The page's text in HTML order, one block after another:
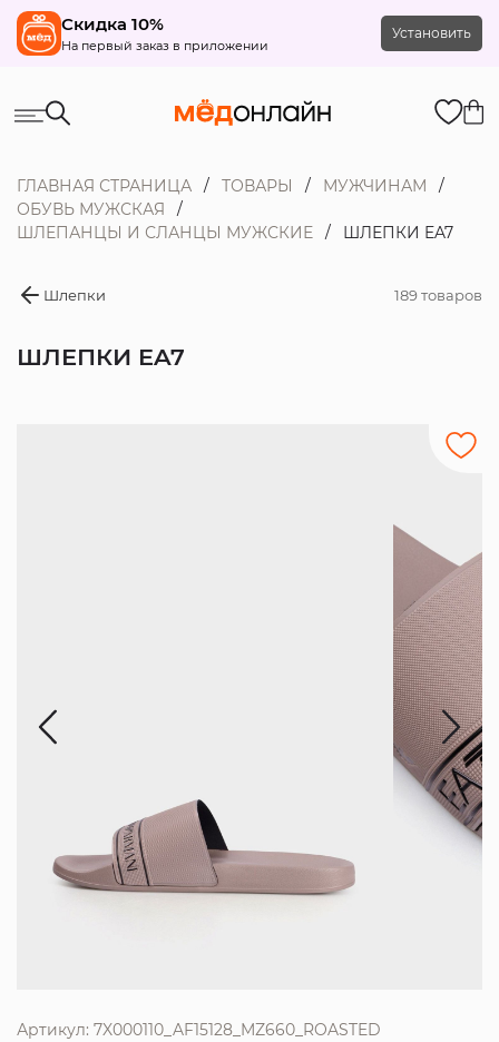
Скидка 10%
На первый заказ в приложении
Установить
ГЛАВНАЯ СТРАНИЦА ТОВАРЫ
МУЖЧИНАМ
ОБУВЬ МУЖСКАЯ
ШЛЕПАНЦЫ И СЛАНЦЫ МУЖСКИЕ
ШЛЕПКИ EA7
Шлепки 189 товаров
ШЛЕПКИ EA7
Артикул: 7X000110_AF15128_MZ660_ROASTED